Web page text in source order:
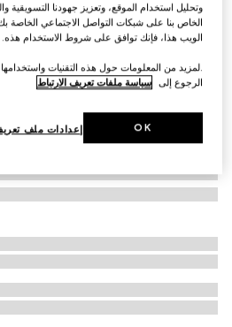
تنويعاتبورسلين باللون الأصفر
وتحليل استخدام الموقع، وتعزيز جهودنا التسويقية
الخاص بنا على شبكات التواصل الاجتماعي الخاصة
الويب هذا، فإنك توافق على شروط الاستخدام هذه.
.لمزيد من المعلومات حول هذه التقنيات
الرجوع إلى سياسة ملفات تعريف الارتباط
إعدادات ملف OK